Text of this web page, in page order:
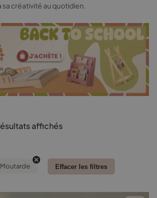
sa créativité au quotidien.
affichés
Moutarde Effacer les filtres